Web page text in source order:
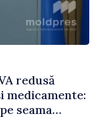
redusă
medicamente:
seama